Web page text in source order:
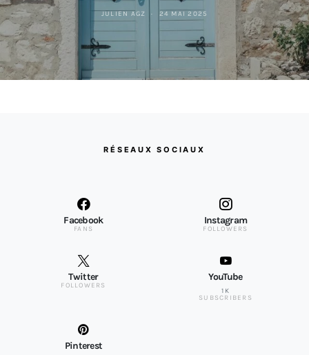
JULIEN AGZ 24 MAI 2025
RÉSEAUX SOCIAUX
Facebook
FANS
Instagram
FOLLOWERS
Twitter
FOLLOWERS
YouTube
1K
SUBSCRIBERS
Pinterest